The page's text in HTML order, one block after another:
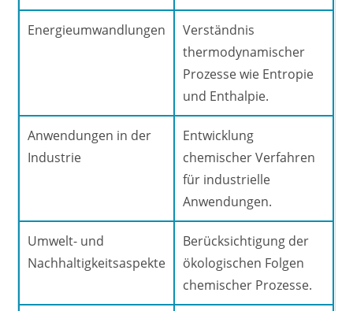
Energieumwandlungen
Verständnis
thermodynamischer
Prozesse wie Entropie
und Enthalpie.
Anwendungen in der
Industrie
Entwicklung
chemischer Verfahren
für industrielle
Anwendungen.
Umwelt- und
Nachhaltigkeitsaspekte
Berücksichtigung der
ökologischen Folgen
chemischer Prozesse.